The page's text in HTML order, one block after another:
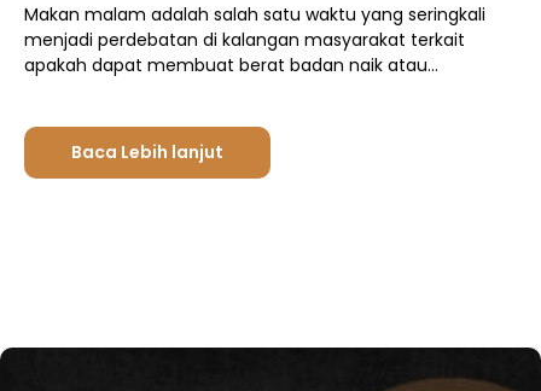
Makan malam adalah salah satu waktu yang seringkali
menjadi perdebatan di kalangan masyarakat terkait
apakah dapat membuat berat badan naik atau…
Baca Lebih lanjut